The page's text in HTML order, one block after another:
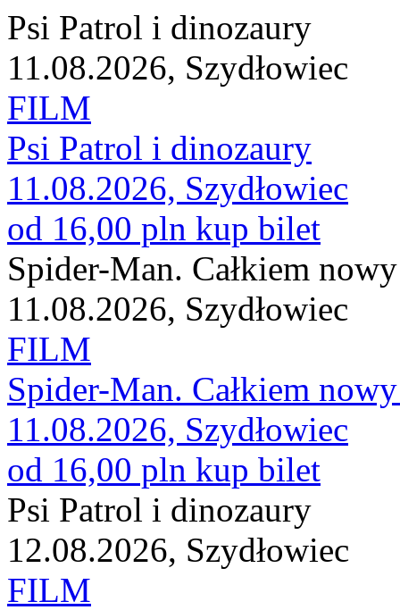
Psi Patrol i dinozaury
11.08.2026, Szydłowiec
FILM
Psi Patrol i dinozaury
11.08.2026, Szydłowiec
od 16,00 pln kup bilet
Spider-Man. Całkiem
11.08.2026, Szydłowiec
FILM
Spider-Man. Całkiem
11.08.2026, Szydłowiec
od 16,00 pln kup bilet
Psi Patrol i dinozaury
12.08.2026, Szydłowiec
FILM